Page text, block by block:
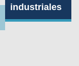
industriales